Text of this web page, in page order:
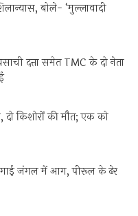
बोले- ‘मुल्लावादी
दत्ता समेत TMC के दो नेता
किशोरों की मौत; एक को
जंगल में आग, पीरूल के ढेर